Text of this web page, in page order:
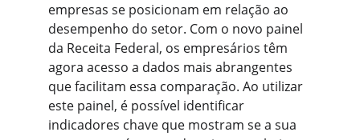
empresas se posicionam em relação ao
desempenho do setor. Com o novo painel
da Receita Federal, os empresários têm
agora acesso a dados mais abrangentes
que facilitam essa comparação. Ao utilizar
este painel, é possível identificar
indicadores chave que mostram se a sua